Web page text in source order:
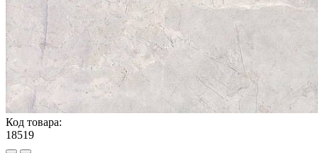
Код товара:
18519